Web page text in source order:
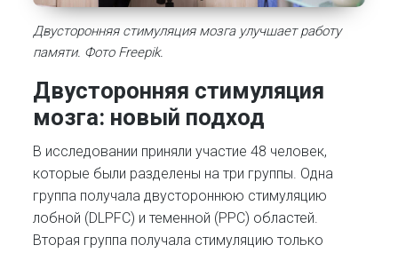
Двусторонняя стимуляция мозга улучшает работу
памяти. Фото Freepik.
Двусторонняя стимуляция
мозга: новый подход
В исследовании приняли участие 48 человек,
которые были разделены на три группы. Одна
группа получала двустороннюю стимуляцию
лобной (DLPFC) и теменной (PPC) областей.
Вторая группа получала стимуляцию только